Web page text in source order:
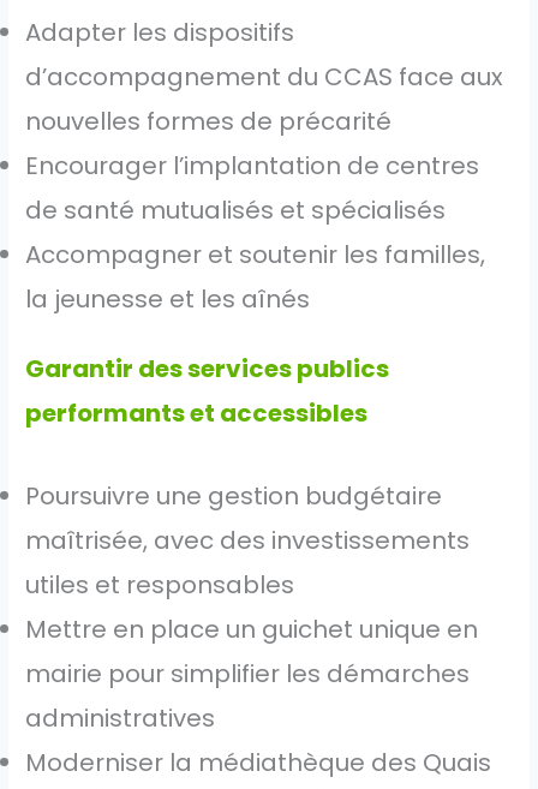
Adapter les dispositifs
d’accompagnement du CCAS face aux
nouvelles formes de précarité
Encourager l’implantation de centres
de santé mutualisés et spécialisés
Accompagner et soutenir les familles,
la jeunesse et les aînés
Garantir des services publics
performants et accessibles
Poursuivre une gestion budgétaire
maîtrisée, avec des investissements
utiles et responsables
Mettre en place un guichet unique en
mairie pour simplifier les démarches
administratives
Moderniser la médiathèque des Quais